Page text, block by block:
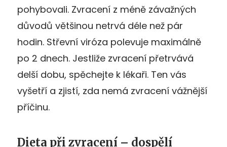
pohybovali. Zvracení z méně závažných
důvodů většinou netrvá déle než pár
hodin. Střevní viróza polevuje maximálně
po 2 dnech. Jestliže zvracení přetrvává
delší dobu, spěchejte k lékaři. Ten vás
vyšetří a zjistí, zda nemá zvracení vážnější
příčinu.
Dieta při zvracení – dospělí